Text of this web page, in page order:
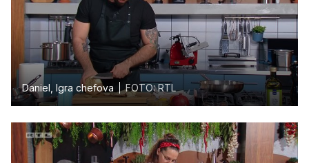
Daniel, Igra chefova FOTO: RTL